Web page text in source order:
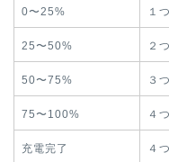
0〜25% １
25〜50% ２
50〜75% ３
75〜100% ４
充電完了 ４